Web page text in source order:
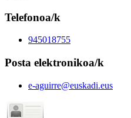
Telefonoa/k
945018755
Posta elektronikoa/k
e-aguirre@euskadi.eus